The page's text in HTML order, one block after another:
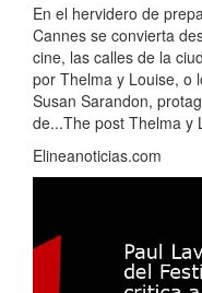
En el hervidero de
Cannes se convierta
cine, las calles de la
por Thelma y Louise, o
Susan Sarandon,
de...The post Thelma y
Elineanoticias.com